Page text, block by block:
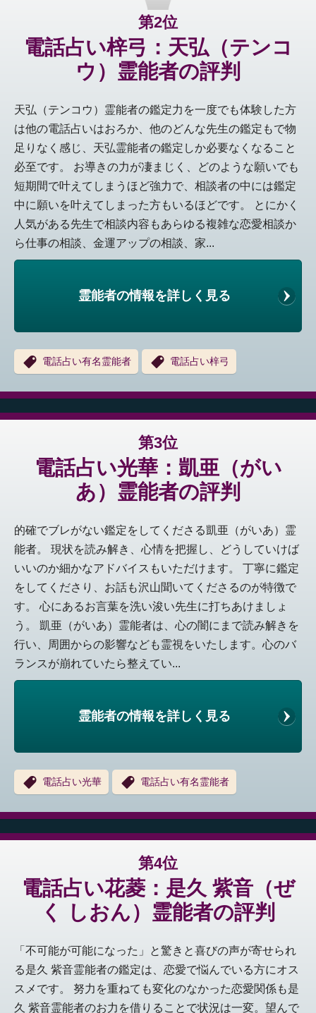
第2位
電話占い梓弓：天弘（テンコ
ウ）霊能者の評判
天弘（テンコウ）霊能者の鑑定力を一度でも体験した方
は他の電話占いはおろか、他のどんな先生の鑑定もで物
足りなく感じ、天弘霊能者の鑑定しか必要なくなること
必至です。 お導きの力が凄まじく、どのような願いでも
短期間で叶えてしまうほど強力で、相談者の中には鑑定
中に願いを叶えてしまった方もいるほどです。 とにかく
人気がある先生で相談内容もあらゆる複雑な恋愛相談か
ら仕事の相談、金運アップの相談、家...
霊能者の情報を詳しく見る
電話占い有名霊能者 電話占い梓弓
第3位
電話占い光華：凱亜（がい
あ）霊能者の評判
的確でブレがない鑑定をしてくださる凱亜（がいあ）霊
能者。 現状を読み解き、心情を把握し、どうしていけば
いいのか細かなアドバイスもいただけます。 丁寧に鑑定
をしてくださり、お話も沢山聞いてくださるのが特徴で
す。 心にあるお言葉を洗い浚い先生に打ちあけましょ
う。 凱亜（がいあ）霊能者は、心の闇にまで読み解きを
行い、周囲からの影響なども霊視をいたします。心のバ
ランスが崩れていたら整えてい...
霊能者の情報を詳しく見る
電話占い光華 電話占い有名霊能者
第4位
電話占い花菱：是久 紫音（ぜ
く しおん）霊能者の評判
「不可能が可能になった」と驚きと喜びの声が寄せられ
る是久 紫音霊能者の鑑定は、恋愛で悩んでいる方にオス
スメです。 努力を重ねても変化のなかった恋愛関係も是
久 紫音霊能者のお力を借りることで状況は一変。望んで